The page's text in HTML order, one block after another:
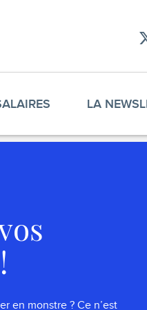
LA
en monstre ? Ce n’est